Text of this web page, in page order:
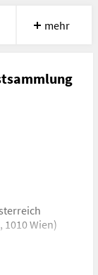
Chat
mehr
1010 Wien)